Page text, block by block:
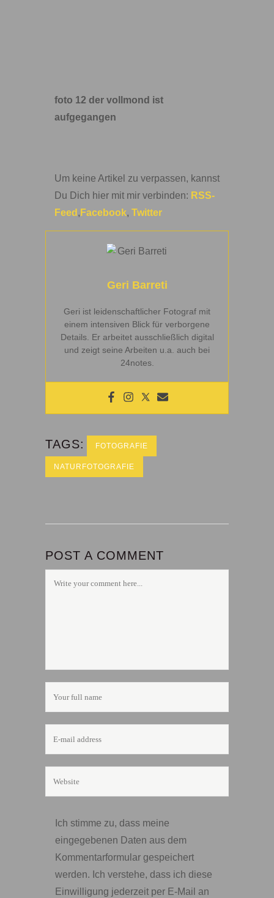
foto 12 der vollmond ist
aufgegangen
Um keine Artikel zu verpassen, kannst
Du Dich hier mit mir verbinden: RSS-
Feed , Facebook, Twitter
Geri Barreti
Geri ist leidenschaftlicher Fotograf mit
einem intensiven Blick für verborgene
Details. Er arbeitet ausschließlich digital
und zeigt seine Arbeiten u.a. auch bei
24notes.
TAGS: FOTOGRAFIE
NATURFOTOGRAFIE
POST A COMMENT
Ich stimme zu, dass meine
eingegebenen Daten aus dem
Kommentarformular gespeichert
werden. Ich verstehe, dass ich diese
Einwilligung jederzeit per E-Mail an